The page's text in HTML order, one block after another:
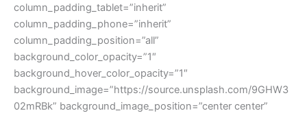
column_padding_tablet=”inherit”
column_padding_phone=”inherit”
column_padding_position=”all”
background_color_opacity=”1″
background_hover_color_opacity=”1″
background_image=”https://source.unsplash.com/9GHW3
02mRBk” background_image_position=”center center”